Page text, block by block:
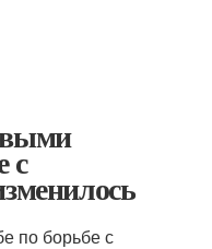
с
по борьбе с